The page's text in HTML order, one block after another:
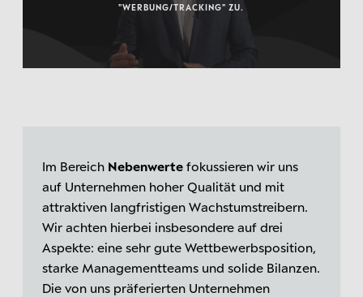
"WERBUNG/TRACKING" ZU.
Im Bereich Nebenwerte fokussieren wir uns
auf Unternehmen hoher Qualität und mit
attraktiven langfristigen Wachstumstreibern.
Wir achten hierbei insbesondere auf drei
Aspekte: eine sehr gute Wettbewerbsposition,
starke Managementteams und solide Bilanzen.
Die von uns präferierten Unternehmen